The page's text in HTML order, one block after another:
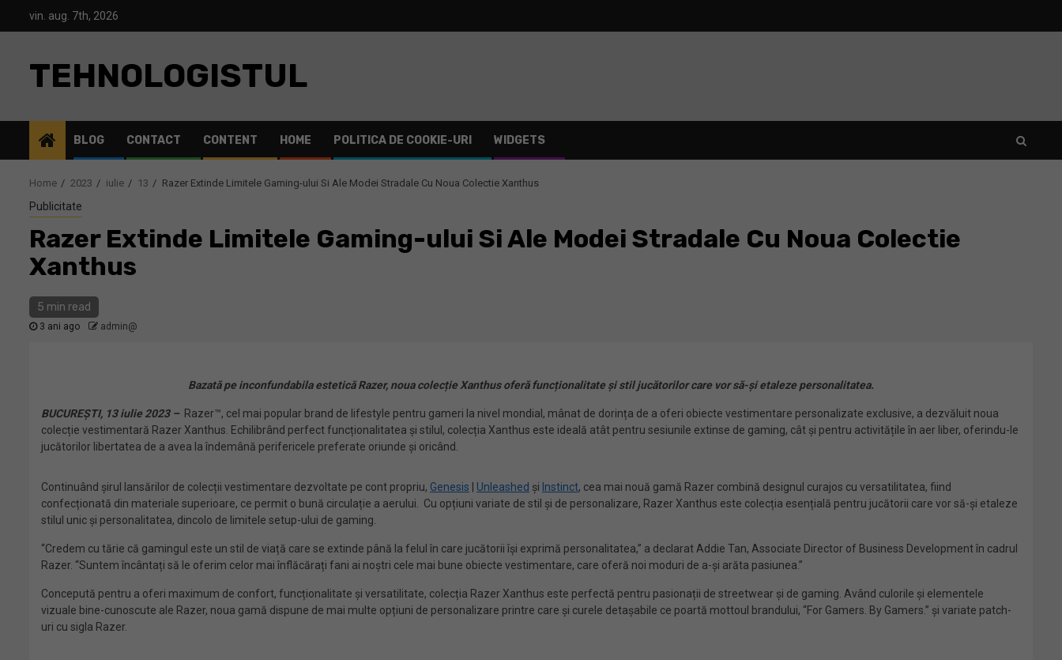
vin. aug. 7th, 2026
TEHNOLOGISTUL
BLOG CONTACT CONTENT HOME POLITICA DE COOKIE-URI WIDGETS
Home 2023 iulie 13 Razer Extinde Limitele Gaming-ului Si Ale Modei Stradale Cu Noua Colectie Xanthus
Publicitate
Razer Extinde Limitele Gaming-ului Si Ale Modei Stradale Cu Noua Colectie
Xanthus
5 min read
3 ani ago admin@
Bazată pe inconfundabila estetică Razer, noua colecție Xanthus oferă funcționalitate și stil jucătorilor care vor să-și etaleze personalitatea.
BUCUREȘTI, 13 iulie 2023 – Razer™, cel mai popular brand de lifestyle pentru gameri la nivel mondial, mânat de dorința de a oferi obiecte vestimentare personalizate exclusive, a dezvăluit noua
colecție vestimentară Razer Xanthus. Echilibrând perfect funcționalitatea și stilul, colecția Xanthus este ideală atât pentru sesiunile extinse de gaming, cât și pentru activitățile în aer liber, oferindu-le
jucătorilor libertatea de a avea la îndemână perifericele preferate oriunde și oricând.
Continuând șirul lansărilor de colecții vestimentare dezvoltate pe cont propriu, Genesis Unleashed și Instinct, cea mai nouă gamă Razer combină designul curajos cu versatilitatea, fiind
confecționată din materiale superioare, ce permit o bună circulație a aerului. Cu opțiuni variate de stil și de personalizare, Razer Xanthus este colecția esențială pentru jucătorii care vor să-și etaleze
stilul unic și personalitatea, dincolo de limitele setup-ului de gaming.
“Credem cu tărie că gamingul este un stil de viață care se extinde până la felul în care jucătorii își exprimă personalitatea,” a declarat Addie Tan, Associate Director of Business Development în cadrul
Razer. “Suntem încântați să le oferim celor mai înflăcărați fani ai noștri cele mai bune obiecte vestimentare, care oferă noi moduri de a-și arăta pasiunea.”
Concepută pentru a oferi maximum de confort, funcționalitate și versatilitate, colecția Razer Xanthus este perfectă pentru pasionații de streetwear și de gaming. Având culorile și elementele
vizuale bine-cunoscute ale Razer, noua gamă dispune de mai multe opțiuni de personalizare printre care și curele detașabile ce poartă mottoul brandului, “For Gamers. By Gamers.” și variate patch-
uri cu sigla Razer.